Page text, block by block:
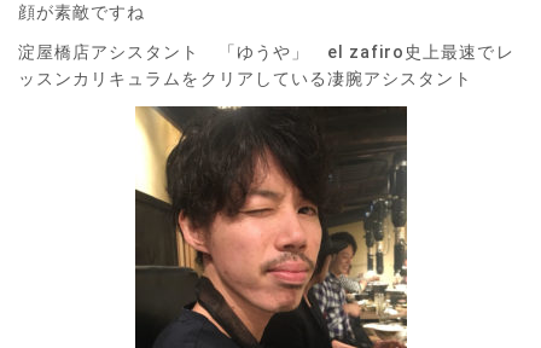
顔が素敵ですね
淀屋橋店アシスタント 「ゆうや」 el zafiro史上最速でレ
ッスンカリキュラムをクリアしている凄腕アシスタント